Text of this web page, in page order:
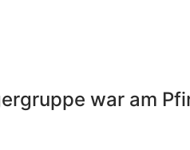
war am